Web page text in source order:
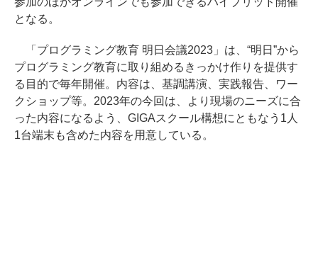
となる。
「プログラミング教育 明日会議2023」は、“明日”から
プログラミング教育に取り組めるきっかけ作りを提供す
る目的で毎年開催。内容は、基調講演、実践報告、ワー
クショップ等。2023年の今回は、より現場のニーズに合
った内容になるよう、GIGAスクール構想にともなう1人
1台端末も含めた内容を用意している。